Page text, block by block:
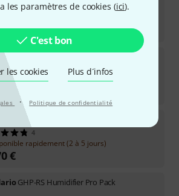
les paramètres de cookies (ici).
C'est bon
les cookies Plus d´infos
· Politique de confidentialité
immédiatement
€
OH-6 Humidifier for Case
5
rapidement (2 à 5 jours)
Starter Kit Akustik Git
4
rapidement (2 à 5 jours)
€
GHP-RS Humidifier Pro Pack